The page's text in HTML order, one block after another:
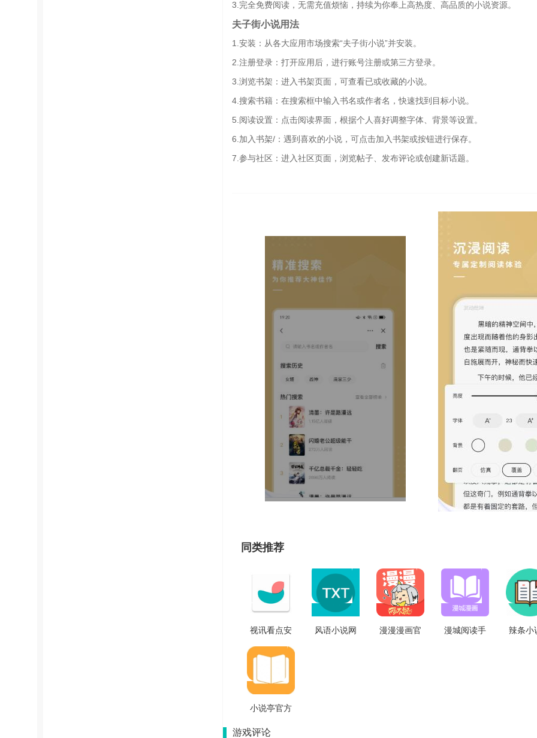
3.完全免费阅读，无需充值烦恼，持续为你奉上高热度、高品质的小说资源。
夫子街小说用法
1.安装：从各大应用市场搜索“夫子街小说”并安装。
2.注册登录：打开应用后，进行账号注册或第三方登录。
3.浏览书架：进入书架页面，可查看已或收藏的小说。
4.搜索书籍：在搜索框中输入书名或作者名，快速找到目标小说。
5.阅读设置：点击阅读界面，根据个人喜好调整字体、背景等设置。
6.加入书架/：遇到喜欢的小说，可点击加入书架或按钮进行保存。
7.参与社区：进入社区页面，浏览帖子、发布评论或创建新话题。
同类推荐
视讯看点安
卓版
V2.6.0.210927
风语小说网
漫漫漫画官
漫城阅读手
辣条小
小说亭官方
游戏评论